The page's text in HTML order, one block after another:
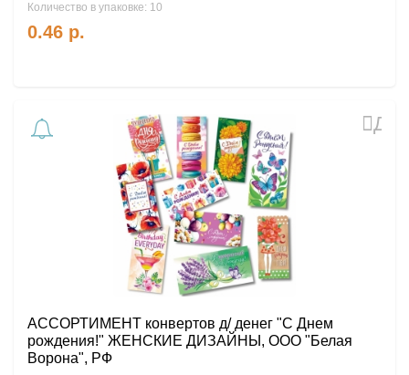
Количество в упаковке: 10
0.46 р.
АССОРТИМЕНТ конвертов д/ денег "С Днем
рождения!" ЖЕНСКИЕ ДИЗАЙНЫ, ООО "Белая
Ворона", РФ